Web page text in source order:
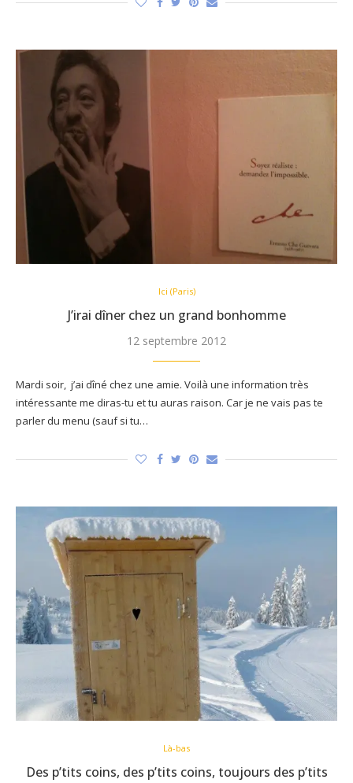
Ici (Paris)
J’irai dîner chez un grand bonhomme
12 septembre 2012
Mardi soir, j’ai dîné chez une amie. Voilà une information très
intéressante me diras-tu et tu auras raison. Car je ne vais pas te
parler du menu (sauf si tu…
Là-bas
Des p’tits coins, des p’tits coins, toujours des p’tits